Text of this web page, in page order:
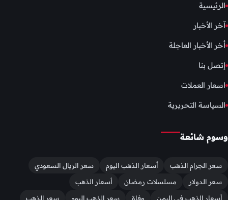
الرئيسية
آخر الأخبار
أخر الأخبار العاجلة
إتصل بنا
اسعار العملات
السياسة التحريرية
وسوم شائعة
سعر الجرام الذهب أسعار الذهب اليوم
سعر الريال السعودي
سعر الدولار
مسلسلات رمضان
أسعار الذهب
أسعار الذهب في اليمن
وفاة سعر الذهب اليوم سعر الذهب